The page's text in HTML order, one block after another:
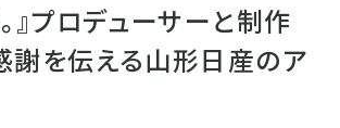
』プロデューサーと制作
謝を伝える山形日産のア